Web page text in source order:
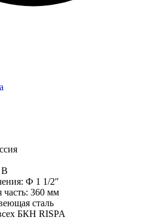
В
Ф 1 1/2″
360 мм
сталь
БКН RISPA